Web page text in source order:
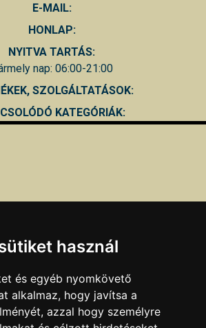
E-MAIL:
HONLAP:
NYITVA TARTÁS:
nap: 06:00-21:00
SZOLGÁLTATÁSOK:
KATEGÓRIÁK:
használ
és egyéb nyomkövető
alkalmaz, hogy javítsa a
azzal hogy személyre